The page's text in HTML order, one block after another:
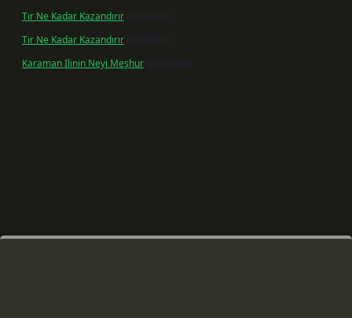
Tır Ne Kadar Kazandırır için
admin
Tır Ne Kadar Kazandırır için Sevim
Karaman Ilinin Neyi Meşhur için admin
giriş